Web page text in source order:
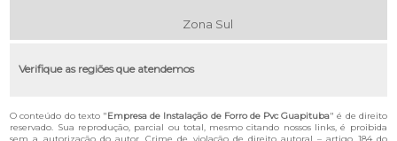
Zona Sul
Verifique as regiões que atendemos
O conteúdo do texto "Empresa de Instalação de Forro de Pvc Guapituba" é de direito
reservado. Sua reprodução, parcial ou total, mesmo citando nossos links, é proibida
sem a autorização do autor. Crime de violação de direito autoral – artigo 184 do